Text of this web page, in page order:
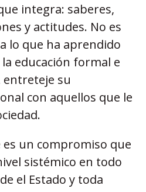
integra: saberes,
y actitudes. No es
lo que ha aprendido
educación formal e
su
con aquellos que le
es un compromiso que
sistémico en todo
el Estado y toda